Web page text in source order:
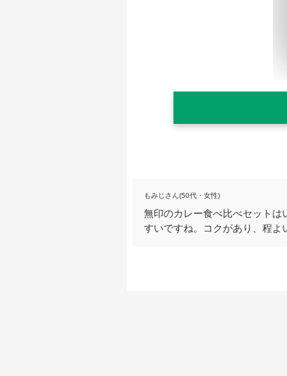
もみじさん(50代・女性)
無印のカレー食べ比べセット
すいですね。コクがあり、程よ